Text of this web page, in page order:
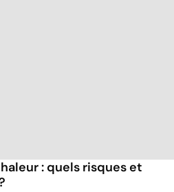
: quels risques et